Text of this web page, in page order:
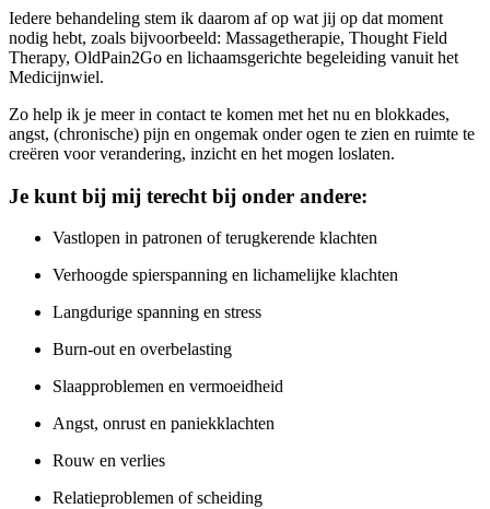
Iedere behandeling stem ik daarom af op wat jij op dat moment
nodig hebt, zoals bijvoorbeeld: Massagetherapie, Thought Field
Therapy, OldPain2Go en lichaamsgerichte begeleiding vanuit het
Medicijnwiel.
Zo help ik je meer in contact te komen met het nu en blokkades,
angst, (chronische) pijn en ongemak onder ogen te zien en ruimte te
creëren voor verandering, inzicht en het mogen loslaten.
Je kunt bij mij terecht bij onder andere:
Vastlopen in patronen of terugkerende klachten
Verhoogde spierspanning en lichamelijke klachten
Langdurige spanning en stress
Burn-out en overbelasting
Slaapproblemen en vermoeidheid
Angst, onrust en paniekklachten
Rouw en verlies
Relatieproblemen of scheiding